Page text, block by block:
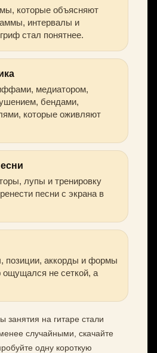
которые объясняют
интервалы и
стал понятнее.
медиатором,
бендами,
которые оживляют
лупы и тренировку
песни с экрана в
позиции, аккорды и формы
ощущался не сеткой, а
занятия на гитаре стали
случайными, скачайте
одну короткую